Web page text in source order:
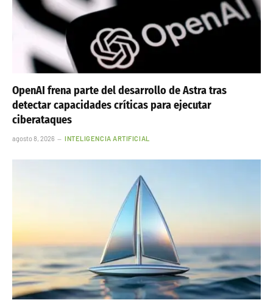
OpenAI frena parte del desarrollo de Astra tras
detectar capacidades críticas para ejecutar
ciberataques
agosto 8, 2026 INTELIGENCIA ARTIFICIAL